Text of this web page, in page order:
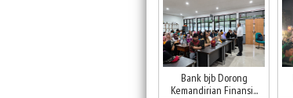
Bank bjb Dorong
Kemandirian Finansi...